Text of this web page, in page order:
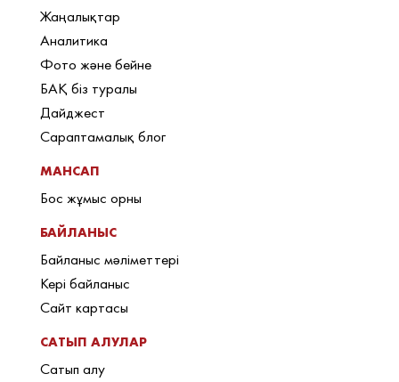
Жаңалықтар
Аналитика
Фото және бейне
БАҚ біз туралы
Дайджест
Сараптамалық блог
МАНСАП
Бос жұмыс орны
БАЙЛАНЫС
Байланыс мәліметтері
Кері байланыс
Сайт картасы
САТЫП АЛУЛАР
Сатып алу